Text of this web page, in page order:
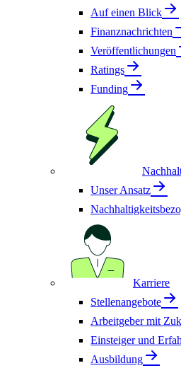
Auf einen Blick
Finanznachrichten
Veröffentlichungen
Ratings
Funding
Unser Ansatz
Karriere
Stellenangebote
Arbeitgeber mit
Einsteiger und
Ausbildung